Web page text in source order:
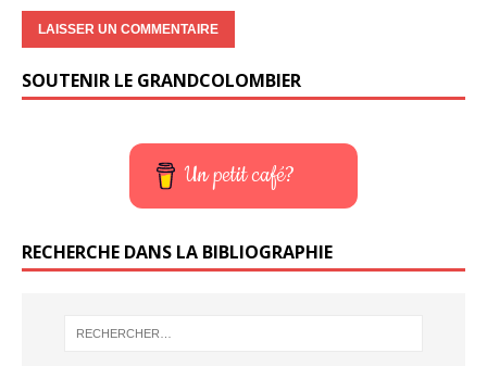
SOUTENIR LE GRANDCOLOMBIER
Un petit café?
RECHERCHE DANS LA BIBLIOGRAPHIE